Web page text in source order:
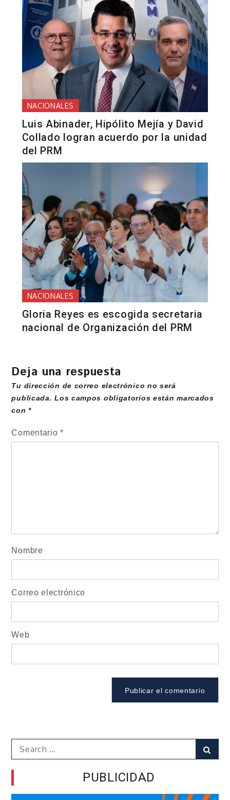
NACIONALES
Luis Abinader, Hipólito Mejía y David
Collado logran acuerdo por la unidad
del PRM
NACIONALES
Gloria Reyes es escogida secretaria
nacional de Organización del PRM
Deja una respuesta
Tu dirección de correo electrónico no será
publicada. Los campos obligatorios están marcados
con*
Comentario*
Nombre
Correo electrónico
Web
Search
for:
PUBLICIDAD